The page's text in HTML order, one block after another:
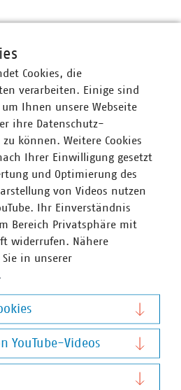
Bayern wird fortgesetzt,
zwischen den KSV und den
recht unterschiedlich
Herr Braun und der VBEW bei
im StMWi zu einem
die Sicht der Energiewirtschaft
zu diskutieren. Hierbei
kommunale Unternehmen
einer gesetzlichen
sondern wie
von den verpflichtenden
werden sollten. Die VKU-
derzeit mit den Kollegen der
Vorschlag an das StMWi zur
Unternehmen.
StMWi nun einen Termin mit
erwähnten Verbänden
Cookies, die
verarbeiten. Einige sind
Ihnen unsere Webseite
ihre Datenschutz-
können. Weitere Cookies
Ihrer Einwilligung gesetzt
und Optimierung des
von Videos nutzen
Ihr Einverständnis
Bereich Privatsphäre mit
widerrufen. Nähere
in unserer
YouTube-Videos
Videos